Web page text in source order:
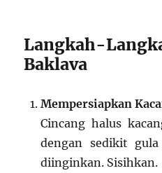
Langkah-
Baklava
Mempersiapkan
Cincang halus
dengan sedikit
diinginkan. Sisihkan.